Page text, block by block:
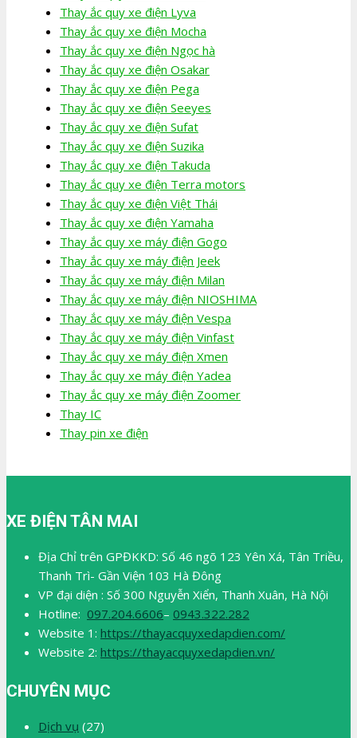
Thay ắc quy xe điện Lyva
Thay ắc quy xe điện Mocha
Thay ắc quy xe điện Ngọc hà
Thay ắc quy xe điện Osakar
Thay ắc quy xe điện Pega
Thay ắc quy xe điện Seeyes
Thay ắc quy xe điện Sufat
Thay ắc quy xe điện Suzika
Thay ắc quy xe điện Takuda
Thay ắc quy xe điện Terra motors
Thay ắc quy xe điện Việt Thái
Thay ắc quy xe điện Yamaha
Thay ắc quy xe máy điện Gogo
Thay ắc quy xe máy điện Jeek
Thay ắc quy xe máy điện Milan
Thay ắc quy xe máy điện NIOSHIMA
Thay ắc quy xe máy điện Vespa
Thay ắc quy xe máy điện Vinfast
Thay ắc quy xe máy điện Xmen
Thay ắc quy xe máy điện Yadea
Thay ắc quy xe máy điện Zoomer
Thay IC
Thay pin xe điện
XE ĐIỆN TÂN MAI
Địa Chỉ trên GPĐKKD: Số 46 ngõ 123 Yên Xá, Tân Triều,
Thanh Trì- Gần Viện 103 Hà Đông
VP đại diện : Số 300 Nguyễn Xiển, Thanh Xuân, Hà Nội
Hotline: 097.204.6606– 0943.322.282
Website 1: https://thayacquyxedapdien.com/
Website 2: https://thayacquyxedapdien.vn/
CHUYÊN MỤC
Dịch vụ (27)